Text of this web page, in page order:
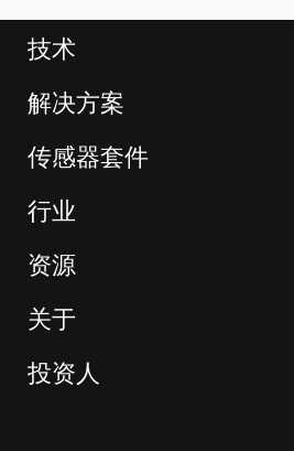
技术
解决方案
传感器套件
行业
资源
关于
投资人